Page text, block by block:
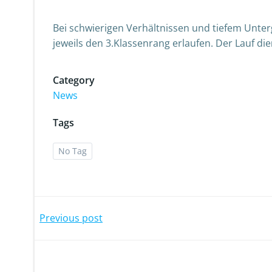
Bei schwierigen Verhältnissen und tiefem
jeweils den 3.Klassenrang erlaufen. Der Lauf
Category
News
Tags
No Tag
Post
Previous post